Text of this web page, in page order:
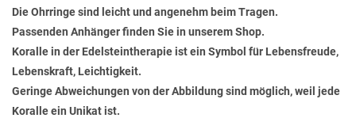
Die Ohrringe sind leicht und angenehm beim Tragen.
Passenden Anhänger finden Sie in unserem Shop.
Koralle in der Edelsteintherapie ist ein Symbol für Lebensfreude,
Lebenskraft, Leichtigkeit.
Geringe Abweichungen von der Abbildung sind möglich, weil jede
Koralle ein Unikat ist.